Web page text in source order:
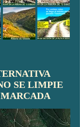
SE LIMPIE